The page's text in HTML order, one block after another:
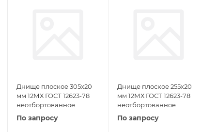
Днище плоское 305х20
мм 12МХ ГОСТ 12623-78
неотбортованное
По запросу
Днище плоское 255х20
мм 12МХ ГОСТ 12623-78
неотбортованное
По запросу